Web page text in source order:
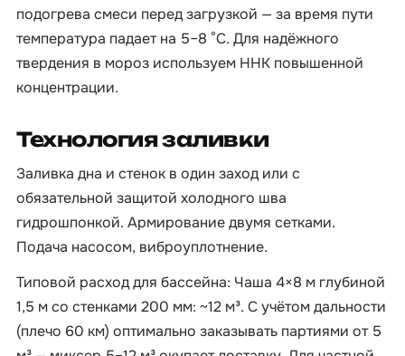
подогрева смеси перед загрузкой — за время пути
температура падает на 5–8 °C. Для надёжного
твердения в мороз используем ННК повышенной
концентрации.
Технология заливки
Заливка дна и стенок в один заход или с
обязательной защитой холодного шва
гидрошпонкой. Армирование двумя сетками.
Подача насосом, виброуплотнение.
Типовой расход для бассейна: Чаша 4×8 м глубиной
1,5 м со стенками 200 мм: ~12 м³. С учётом дальности
(плечо 60 км) оптимально заказывать партиями от 5